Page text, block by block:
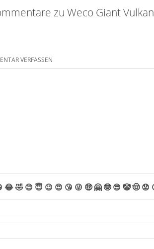
zu Weco Giant
VERFASSEN
😂🤣 😊 😇 😉 😍 😘 😜 🤑 🤗 🤓 😎 🤡🤠 😟